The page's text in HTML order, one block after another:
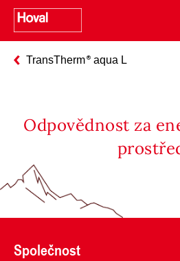
TransTherm aqua L
Odpovědnost za
Společnost